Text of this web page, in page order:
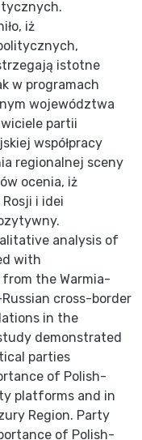
iż
istotne
w programach
województwa
partii
współpracy
regionalnej sceny
ocenia, iż
i idei
analysis of
with
the Warmia-
cross-border
in the
demonstrated
parties
of Polish-
platforms and in
Region. Party
of Polish-